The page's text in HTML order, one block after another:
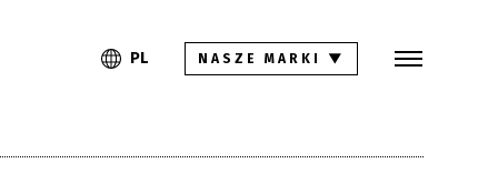
PL
PL NASZE MARKI ▼
Inspiracje